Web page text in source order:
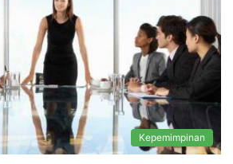
Kepemimpinan